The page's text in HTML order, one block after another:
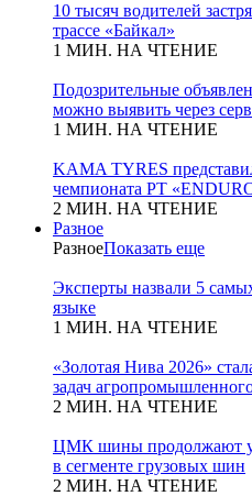
10 тысяч водителей
трассе «Байкал»
1 МИН. НА ЧТЕНИЕ
Подозрительные
можно выявить через
1 МИН. НА ЧТЕНИЕ
KAMA TYRES
чемпионата РТ
2 МИН. НА ЧТЕНИЕ
Разное
РазноеПоказать еще
Эксперты назвали 5
языке
1 МИН. НА ЧТЕНИЕ
«Золотая Нива 2026»
задач
2 МИН. НА ЧТЕНИЕ
ЦМК шины продолжают
в сегменте грузовых шин
2 МИН. НА ЧТЕНИЕ